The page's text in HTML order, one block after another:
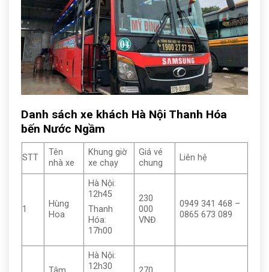
Danh sách xe khách Hà Nội Thanh Hóa
bến Nước Ngầm
STT
Tên
nhà xe
Khung giờ
xe chạy
Giá vé
chung
Liên hệ
1
Hùng
Hoa
Hà Nội:
12h45
Thanh
Hóa:
17h00
230
000
VNĐ
0949 341 468 –
0865 673 089
Hà Nội:
12h30